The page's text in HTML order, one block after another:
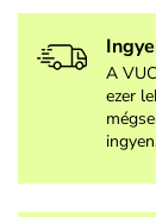
A
ezer